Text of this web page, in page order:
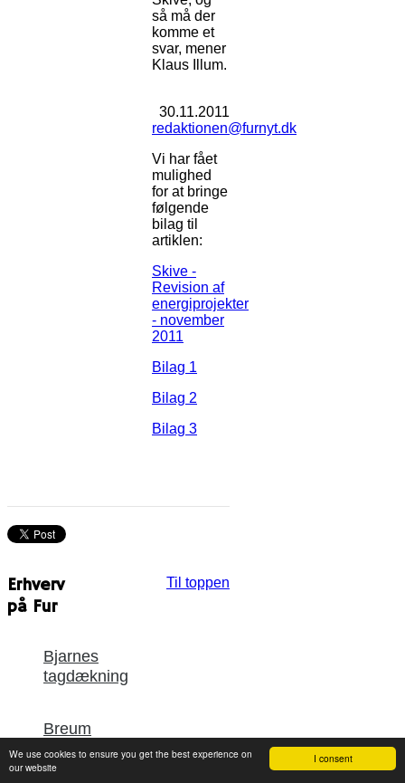
I consent
We use cookies to ensure you get the best experience on
our website
så må der
komme et
svar, mener
Klaus Illum.
30.11.2011
redaktionen@furnyt.dk
Vi har fået
mulighed
for at bringe
følgende
bilag til
artiklen:
Skive -
Revision af
energiprojekter
- november
2011
Bilag 1
Bilag 2
Bilag 3
Til toppen
Erhverv
på Fur
Bjarnes
tagdækning
Breum
Turist
Aps